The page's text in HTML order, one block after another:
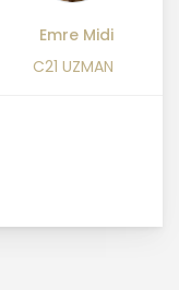
Emre Midi
C21 UZMAN